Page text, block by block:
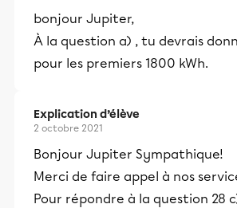
bonjour Jupiter,
À la question a) , tu devrais
pour les premiers 1800 kWh.
Explication d’élève
2 octobre 2021
Bonjour Jupiter Sympathique!
Merci de faire appel à nos
Pour répondre à la question 28